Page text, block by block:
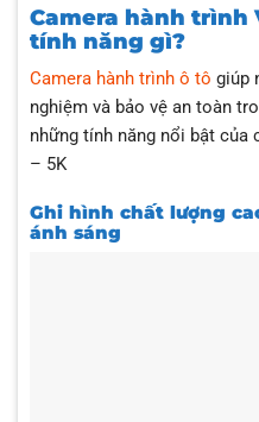
Camera hành trình
tính năng gì?
Camera hành trình ô tô giúp
nghiệm và bảo vệ an toàn
những tính năng nổi bật của
– 5K
Ghi hình chất lượng
ánh sáng